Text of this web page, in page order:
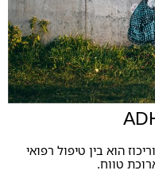
הוא בין טיפול רפואי
טווח.